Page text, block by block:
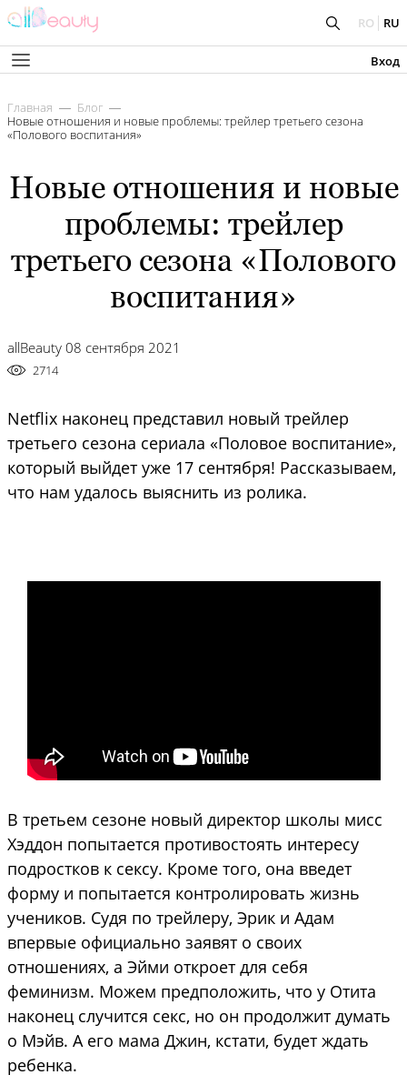
RO RU
Вход
Главная
Блог
Новые отношения и новые проблемы: трейлер третьего сезона
«Полового воспитания»
Новые отношения и новые
проблемы: трейлер
третьего сезона «Полового
воспитания»
allBeauty 08 сентября 2021
2714
Netflix наконец представил новый трейлер
третьего сезона сериала «Половое воспитание»,
который выйдет уже 17 сентября! Рассказываем,
что нам удалось выяснить из ролика.
В третьем сезоне новый директор школы мисс
Хэддон попытается противостоять интересу
подростков к сексу. Кроме того, она введет
форму и попытается контролировать жизнь
учеников. Судя по трейлеру, Эрик и Адам
впервые официально заявят о своих
отношениях, а Эйми откроет для себя
феминизм. Можем предположить, что у Отита
наконец случится секс, но он продолжит думать
о Мэйв. А его мама Джин, кстати, будет ждать
ребенка.